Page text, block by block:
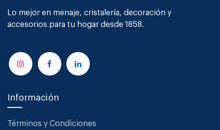
Lo mejor en menaje, cristalería, decoración y
accesorios para tu hogar desde 1858.
Información
Términos y Condiciones